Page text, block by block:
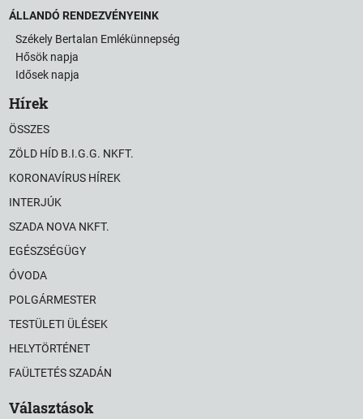
ÁLLANDÓ RENDEZVÉNYEINK
Székely Bertalan Emlékünnepség
Hősök napja
Idősek napja
Hírek
ÖSSZES
ZÖLD HÍD B.I.G.G. NKFT.
KORONAVÍRUS HÍREK
INTERJÚK
SZADA NOVA NKFT.
EGÉSZSÉGÜGY
ÓVODA
POLGÁRMESTER
TESTÜLETI ÜLÉSEK
HELYTÖRTÉNET
FAÜLTETÉS SZADÁN
Választások